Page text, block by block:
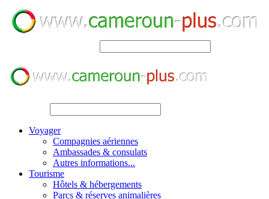
Voyager
Compagnies aériennes
Ambassades & consulats
Autres informations...
Tourisme
Hôtels & hébergements
Parcs & réserves animalières